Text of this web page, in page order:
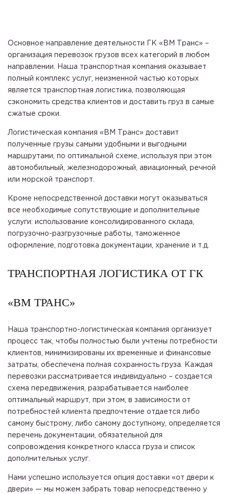
Основное направление деятельности ГК «ВМ Транс» –
организация перевозок грузов всех категорий в любом
направлении. Наша транспортная компания оказывает
полный комплекс услуг, неизменной частью которых
является транспортная логистика, позволяющая
сэкономить средства клиентов и доставить груз в самые
сжатые сроки.
Логистическая компания «ВМ Транс» доставит
полученные грузы самыми удобными и выгодными
маршрутами, по оптимальной схеме, используя при этом
автомобильный, железнодорожный, авиационный, речной
или морской транспорт.
Кроме непосредственной доставки могут оказываться
все необходимые сопутствующие и дополнительные
услуги: использование консолидированного склада,
погрузочно-разгрузочные работы, таможенное
оформление, подготовка документации, хранение и т.д.
ТРАНСПОРТНАЯ ЛОГИСТИКА ОТ ГК
«ВМ ТРАНС»
Наша транспортно-логистическая компания организует
процесс так, чтобы полностью были учтены потребности
клиентов, минимизированы их временные и финансовые
затраты, обеспечена полная сохранность груза. Каждая
перевозки рассматривается индивидуально – создается
схема передвижения, разрабатывается наиболее
оптимальный маршрут, при этом, в зависимости от
потребностей клиента предпочтение отдается либо
самому быстрому, либо самому доступному, определяется
перечень документации, обязательной для
сопровождения конкретного класса груза и список
дополнительных услуг.
Нами успешно используется опция доставки «от двери к
двери» — мы можем забрать товар непосредственно у